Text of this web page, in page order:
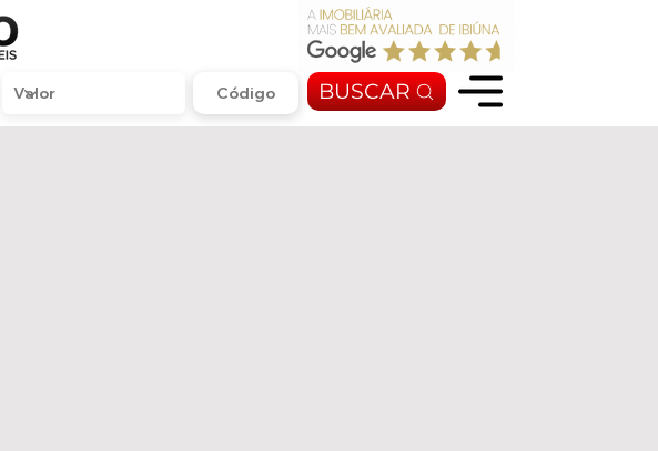
BUSCAR